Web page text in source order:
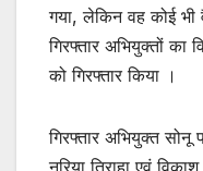
गया, लेकिन वह कोई
गिरफ्तार अभियुक्तों का
को गिरफ्तार किया ।
गिरफ्तार अभियुक्त